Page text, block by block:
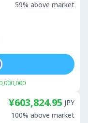
59% above market
¥603,824.95 JPY
100% above market